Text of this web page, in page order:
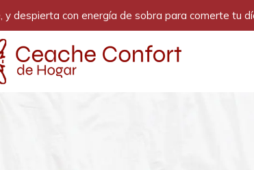
y despierta con energía de sobra para comerte tu